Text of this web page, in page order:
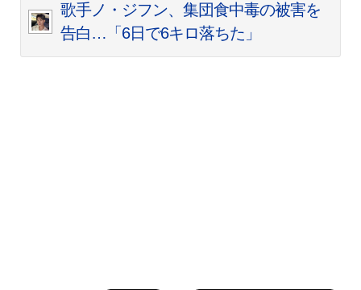
歌手ノ・ジフン、集団食中毒の被害を
告白…「6日で6キロ落ちた」